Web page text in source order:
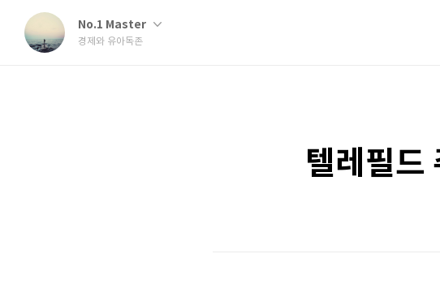
No.1 Master
경제와 유아독존
텔레필드